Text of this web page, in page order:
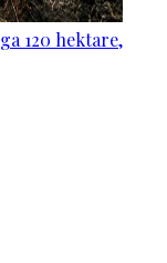
120 hektare,